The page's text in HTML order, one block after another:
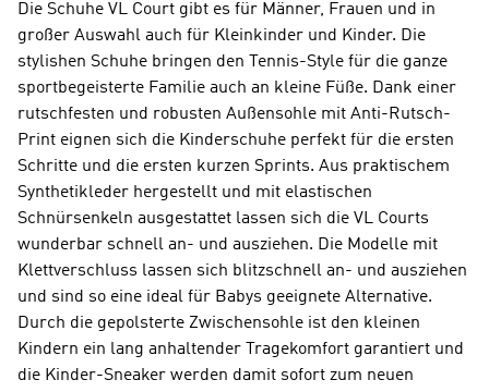
Die Schuhe VL Court gibt es für Männer, Frauen und in
großer Auswahl auch für Kleinkinder und Kinder. Die
stylishen Schuhe bringen den Tennis-Style für die ganze
sportbegeisterte Familie auch an kleine Füße. Dank einer
rutschfesten und robusten Außensohle mit Anti-Rutsch-
Print eignen sich die Kinderschuhe perfekt für die ersten
Schritte und die ersten kurzen Sprints. Aus praktischem
Synthetikleder hergestellt und mit elastischen
Schnürsenkeln ausgestattet lassen sich die VL Courts
wunderbar schnell an- und ausziehen. Die Modelle mit
Klettverschluss lassen sich blitzschnell an- und ausziehen
und sind so eine ideal für Babys geeignete Alternative.
Durch die gepolsterte Zwischensohle ist den kleinen
Kindern ein lang anhaltender Tragekomfort garantiert und
die Kinder-Sneaker werden damit sofort zum neuen